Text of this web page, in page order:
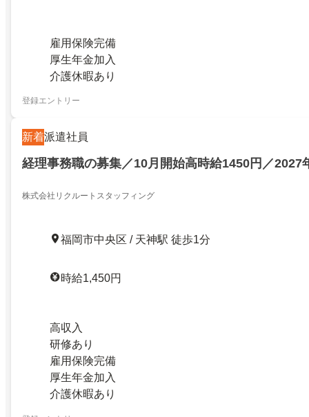
雇用保険完備
厚生年金加入
介護休暇あり
登録エントリー
新着派遣社員
経理事務職の募集／10月開始高時給1450円／
株式会社リクルートスタッフィング
福岡市中央区 / 天神駅 徒歩1分
時給1,450円
高収入
研修あり
雇用保険完備
厚生年金加入
介護休暇あり